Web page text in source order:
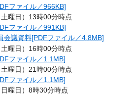
ファイル／966KB]
曜日）13時00分時点
ファイル／991KB]
会議資料[PDFファイル／4.8MB]
曜日）16時00分時点
ファイル／1.1MB]
曜日）21時00分時点
ファイル／1.1MB]
曜日）8時30分時点